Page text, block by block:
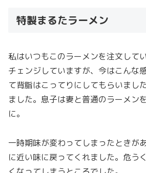
特製まるたラーメン
私はいつもこのラーメンを注文して
チェンジしていますが、今はこんな
て背脂はこってりにしてもらいまし
ました。息子は妻と普通のラーメン
に。
一時期味が変わってしまったときが
に近い味に戻ってくれました。危う